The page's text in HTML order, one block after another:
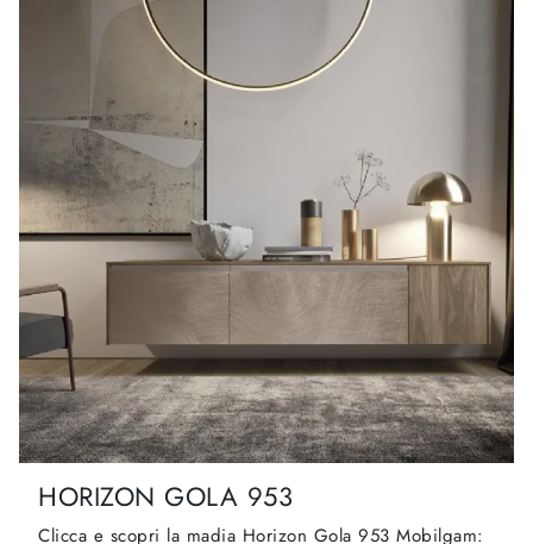
HORIZON GOLA 953
Clicca e scopri la madia Horizon Gola 953 Mobilgam: